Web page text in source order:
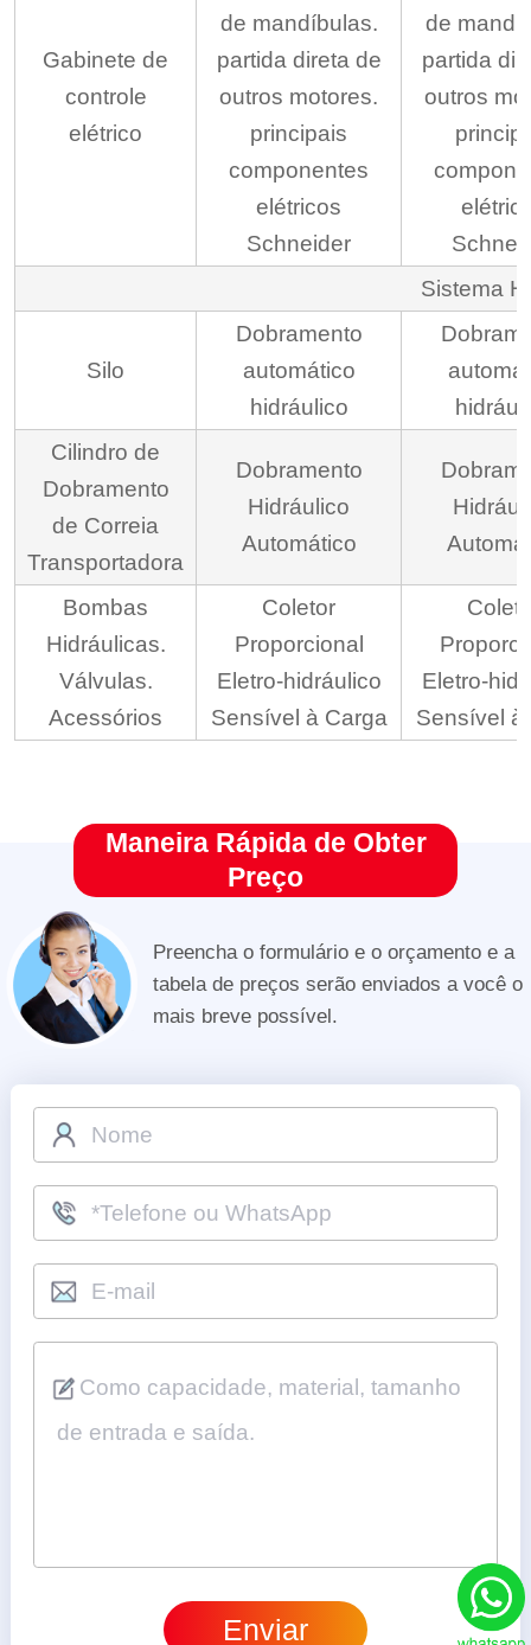
Gabinete de
controle
elétrico
de mandíbulas.
partida direta de
outros motores.
principais
componentes
elétricos
Schneider
de
partida
outros
Sistema
Silo
Dobramento
automático
hidráulico
Cilindro de
Dobramento
de Correia
Transportadora
Dobramento
Hidráulico
Automático
Bombas
Hidráulicas.
Válvulas.
Acessórios
Coletor
Proporcional
Eletro-hidráulico
Sensível à Carga
Eletro-
Sensível à
Maneira Rápida de Obter
Preço
Preencha o formulário e o orçamento e a
tabela de preços serão enviados a você o
mais breve possível.
Enviar